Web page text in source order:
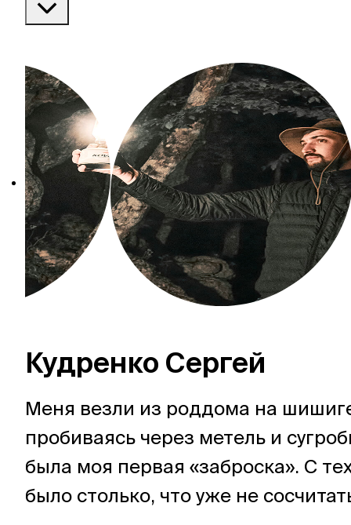
делить красоту мгновения с
Кудренко Сергей
Меня везли из роддома на
пробиваясь через метель и
была моя первая «заброска». С
было столько, что уже не